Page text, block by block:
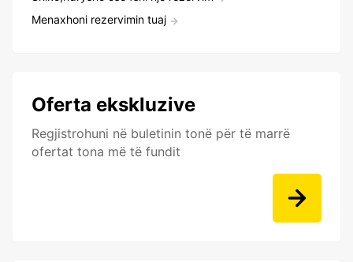
Menaxhoni rezervimin tuaj
Oferta ekskluzive
Regjistrohuni në buletinin tonë për të marrë
ofertat tona më të fundit